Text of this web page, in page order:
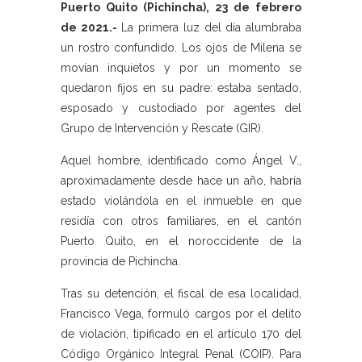
Puerto Quito (Pichincha), 23 de febrero
de 2021.- La primera luz del día alumbraba
un rostro confundido. Los ojos de Milena se
movían inquietos y por un momento se
quedaron fijos en su padre: estaba sentado,
esposado y custodiado por agentes del
Grupo de Intervención y Rescate (GIR).
Aquel hombre, identificado como Ángel V.,
aproximadamente desde hace un año, habría
estado violándola en el inmueble en que
residía con otros familiares, en el cantón
Puerto Quito, en el noroccidente de la
provincia de Pichincha.
Tras su detención, el fiscal de esa localidad,
Francisco Vega, formuló cargos por el delito
de violación, tipificado en el artículo 170 del
Código Orgánico Integral Penal (COIP). Para